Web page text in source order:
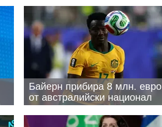
Байерн прибира 8 млн. евро
от австралийски национал